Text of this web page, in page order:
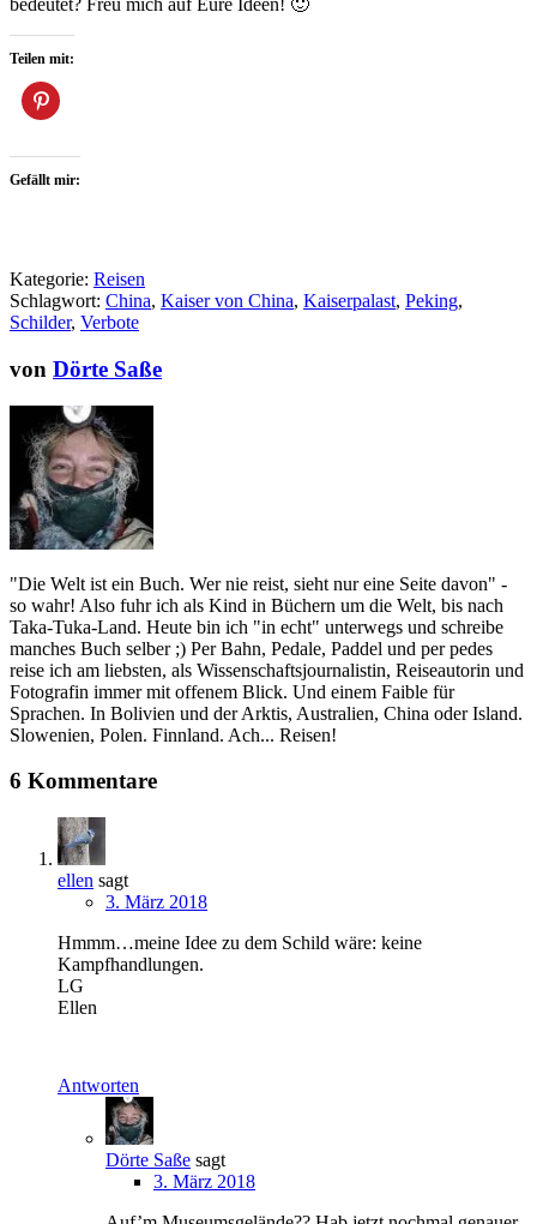
bedeutet? Freu mich auf Eure Ideen! 🙂
Teilen mit:
Gefällt mir:
Kategorie: Reisen
Schlagwort: China, Kaiser von China, Kaiserpalast, Peking,
Schilder, Verbote
von Dörte Saße
"Die Welt ist ein Buch. Wer nie reist, sieht nur eine Seite davon" -
so wahr! Also fuhr ich als Kind in Büchern um die Welt, bis nach
Taka-Tuka-Land. Heute bin ich "in echt" unterwegs und schreibe
manches Buch selber ;) Per Bahn, Pedale, Paddel und per pedes
reise ich am liebsten, als Wissenschaftsjournalistin, Reiseautorin und
Fotografin immer mit offenem Blick. Und einem Faible für
Sprachen. In Bolivien und der Arktis, Australien, China oder Island.
Slowenien, Polen. Finnland. Ach... Reisen!
6 Kommentare
ellen sagt
3. März 2018
Hmmm…meine Idee zu dem Schild wäre: keine
Kampfhandlungen.
LG
Ellen
Antworten
Dörte Saße sagt
3. März 2018